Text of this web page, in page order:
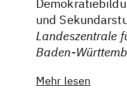
und
Landeszentrale
Baden-
Mehr lesen